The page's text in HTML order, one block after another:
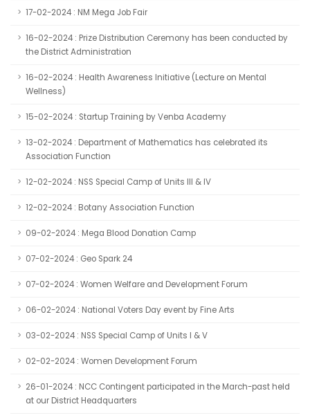
17-02-2024 : NM Mega Job Fair
16-02-2024 : Prize Distribution Ceremony has been conducted by
the District Administration
16-02-2024 : Health Awareness Initiative (Lecture on Mental
Wellness)
15-02-2024 : Startup Training by Venba Academy
13-02-2024 : Department of Mathematics has celebrated its
Association Function
12-02-2024 : NSS Special Camp of Units III & IV
12-02-2024 : Botany Association Function
09-02-2024 : Mega Blood Donation Camp
07-02-2024 : Geo Spark 24
07-02-2024 : Women Welfare and Development Forum
06-02-2024 : National Voters Day event by Fine Arts
03-02-2024 : NSS Special Camp of Units I & V
02-02-2024 : Women Development Forum
26-01-2024 : NCC Contingent participated in the March-past held
at our District Headquarters